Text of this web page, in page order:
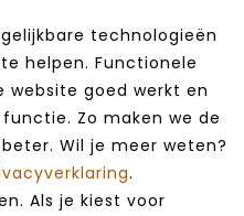
technologieën
helpen. Functionele
website goed werkt en
Zo maken we de
Wil je meer weten?
.
Als je kiest voor